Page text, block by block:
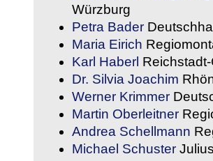
Würzburg
Petra Bader
Maria Eirich
Karl Haberl
Dr. Silvia Joachim
Werner Krimmer
Martin Oberleitner
Andrea Schellmann
Michael Schuster